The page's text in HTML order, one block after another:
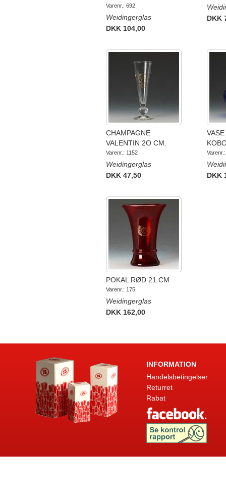
Varenr.: 692
Weidingerglas
DKK 104,00
DKK
CHAMPAGNE
VALENTIN 2O CM.
Varenr.: 1152
Weidingerglas
DKK 47,50
DKK
POKAL RØD 21 CM
Varenr.: 175
Weidingerglas
DKK 162,00
INFORMATION
Handelsbetingelser
Returret
Rabat